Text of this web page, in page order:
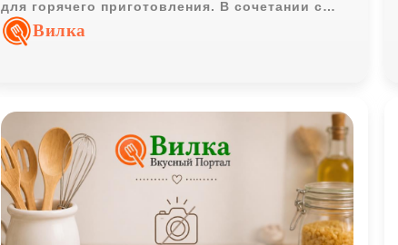
для горячего приготовления. В сочетании с
мясом, томатами и перцем получается
ароматное и очень интересное по вкусу блюдо.
Вилка